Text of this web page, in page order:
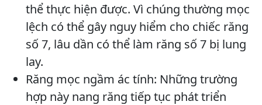
thể thực hiện được. Vì chúng thường mọc
lệch có thể gây nguy hiểm cho chiếc răng
số 7, lâu dần có thể làm răng số 7 bị lung
lay.
Răng mọc ngầm ác tính: Những trường
hợp này nang răng tiếp tục phát triển